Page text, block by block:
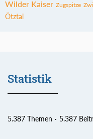
Wilder Kaiser Zugspitze
Ötztal
Statistik
5.387 Themen 5.387